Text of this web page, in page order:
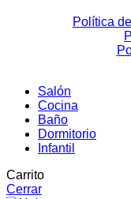
Política
Salón
Cocina
Baño
Dormitorio
Infantil
Carrito
Cerrar